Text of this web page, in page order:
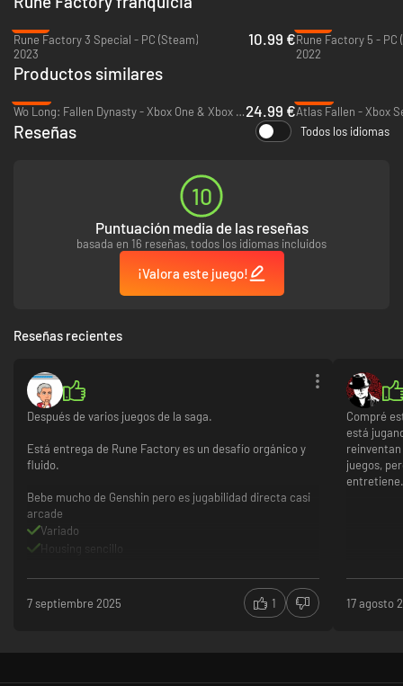
Rune Factory 3 Special - PC (Steam)
2023
10.99 €Rune Factory 5 - PC
2022
Productos similares
Wo Long: Fallen Dynasty - Xbox One & Xbox Series X|S24.99 €Atlas Fallen - Xbox
Reseñas Todos los idiomas
10
Puntuación media de las reseñas
basada en 16 reseñas, todos los idiomas incluidos
¡Valora este juego!
Reseñas recientes
Después de varios juegos de la saga.
Está entrega de Rune Factory es un desafío orgánico y
fluido.
Bebe mucho de Genshin pero es jugabilidad directa casi
arcade
Variado
Housing sencillo
Gráficos normalitos
7 septiembre 2025 1
Compré
está
juegos,
17 agosto